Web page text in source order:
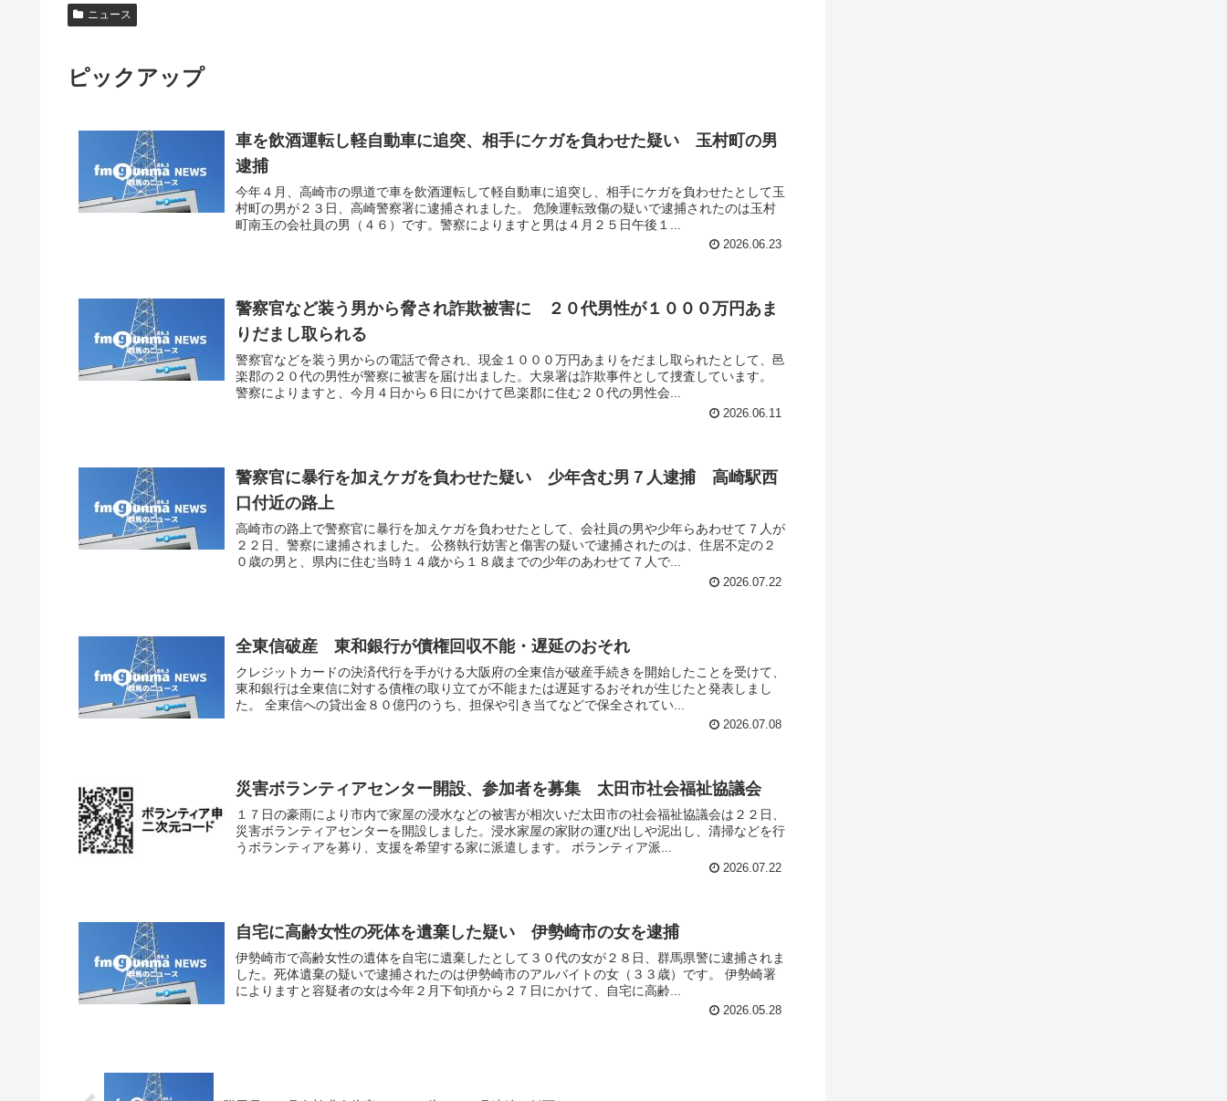
ニュース
ピックアップ
車を飲酒運転し軽自動車に追突、相手にケガを負わせた疑い 玉村町の男
逮捕
今年４月、高崎市の県道で車を飲酒運転して軽自動車に追突し、相手にケガを負わせたとして玉
村町の男が２３日、高崎警察署に逮捕されました。 危険運転致傷の疑いで逮捕されたのは玉村
町南玉の会社員の男（４６）です。警察によりますと男は４月２５日午後１...
2026.06.23
警察官など装う男から脅され詐欺被害に ２０代男性が１０００万円あま
りだまし取られる
警察官などを装う男からの電話で脅され、現金１０００万円あまりをだまし取られたとして、邑
楽郡の２０代の男性が警察に被害を届け出ました。大泉署は詐欺事件として捜査しています。
警察によりますと、今月４日から６日にかけて邑楽郡に住む２０代の男性会...
2026.06.11
警察官に暴行を加えケガを負わせた疑い 少年含む男７人逮捕 高崎駅西
口付近の路上
高崎市の路上で警察官に暴行を加えケガを負わせたとして、会社員の男や少年らあわせて７人が
２２日、警察に逮捕されました。 公務執行妨害と傷害の疑いで逮捕されたのは、住居不定の２
０歳の男と、県内に住む当時１４歳から１８歳までの少年のあわせて７人で...
2026.07.22
全東信破産 東和銀行が債権回収不能・遅延のおそれ
クレジットカードの決済代行を手がける大阪府の全東信が破産手続きを開始したことを受けて、
東和銀行は全東信に対する債権の取り立てが不能または遅延するおそれが生じたと発表しまし
た。 全東信への貸出金８０億円のうち、担保や引き当てなどで保全されてい...
2026.07.08
災害ボランティアセンター開設、参加者を募集 太田市社会福祉協議会
１７日の豪雨により市内で家屋の浸水などの被害が相次いだ太田市の社会福祉協議会は２２日、
災害ボランティアセンターを開設しました。浸水家屋の家財の運び出しや泥出し、清掃などを行
うボランティアを募り、支援を希望する家に派遣します。 ボランティア派...
2026.07.22
自宅に高齢女性の死体を遺棄した疑い 伊勢崎市の女を逮捕
伊勢崎市で高齢女性の遺体を自宅に遺棄したとして３０代の女が２８日、群馬県警に逮捕されま
した。死体遺棄の疑いで逮捕されたのは伊勢崎市のアルバイトの女（３３歳）です。 伊勢崎署
によりますと容疑者の女は今年２月下旬頃から２７日にかけて、自宅に高齢...
2026.05.28